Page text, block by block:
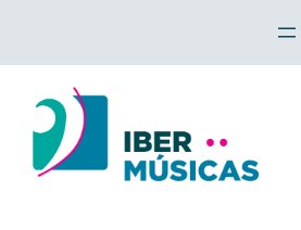
o
conteúdo